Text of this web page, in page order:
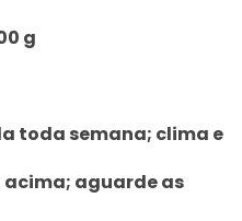
g
toda semana; clima e
aguarde as